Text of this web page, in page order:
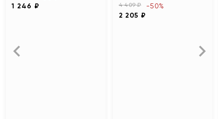
1 246 ₽ 4 409 ₽
2 205 ₽
-50%